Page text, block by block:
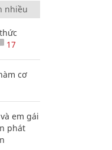
nhiều
17
cơ
em gái
phát